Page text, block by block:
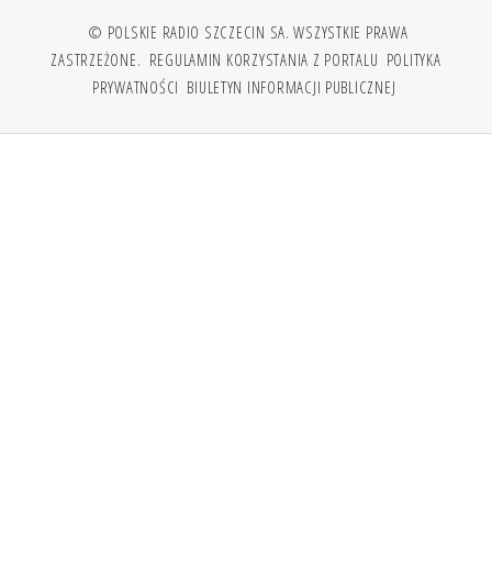
© POLSKIE RADIO SZCZECIN SA. WSZYSTKIE PRAWA
ZASTRZEŻONE. REGULAMIN KORZYSTANIA Z PORTALU POLITYKA
PRYWATNOŚCI BIULETYN INFORMACJI PUBLICZNEJ